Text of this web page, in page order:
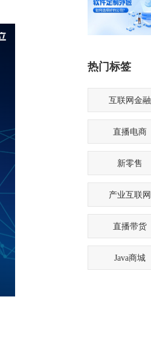
热门标签
互联网金融
直播电商
新零售
产业互联网
直播带货
Java商城